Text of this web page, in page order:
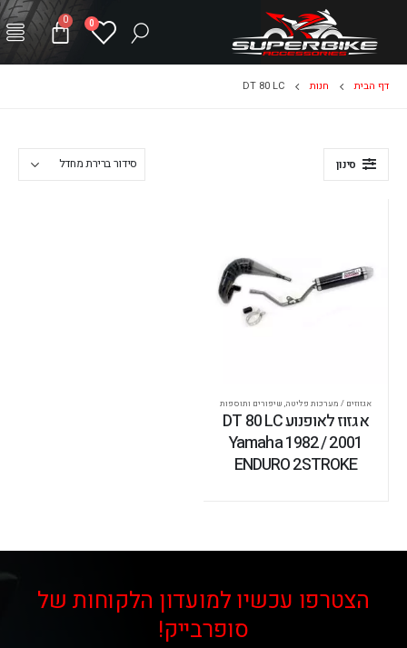
0
0
דף הבית חנות DT 80 LC
סינון
אגזוזים / מערכות פליטה, שיפורים ותוספות
אגזוז לאופנוע DT 80 LC
Yamaha 1982 / 2001
ENDURO 2STROKE
הצטרפו עכשיו למועדון הלקוחות של
סופרבייק!